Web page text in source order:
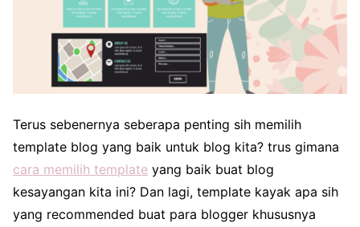
Terus sebenernya seberapa penting sih memilih
template blog yang baik untuk blog kita? trus gimana
cara memilih template yang baik buat blog
kesayangan kita ini? Dan lagi, template kayak apa sih
yang recommended buat para blogger khususnya